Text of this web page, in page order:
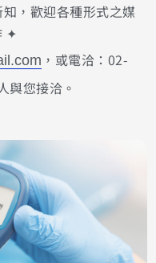
，歡迎各種形式之媒
✦
，或電洽：02-
與您接洽。